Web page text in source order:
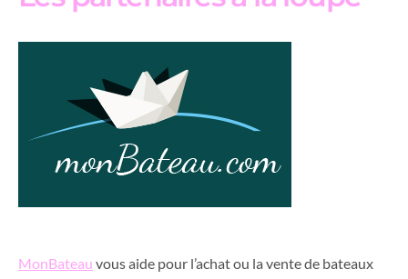
MonBateau vous aide pour l’achat ou la vente de bateaux